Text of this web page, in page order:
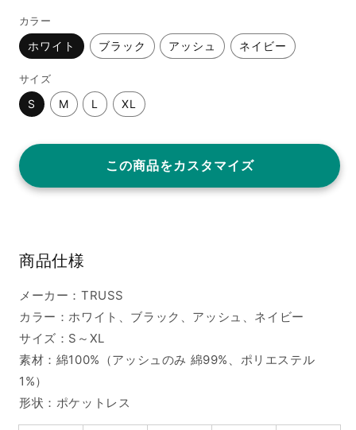
格
カラー
ホワイト ブラック アッシュ ネイビー
サイズ
S M L XL
この商品をカスタマイズ
商品仕様
メーカー：TRUSS
カラー：ホワイト、ブラック、アッシュ、ネイビー
サイズ：S～XL
素材：綿100%（アッシュのみ 綿99%、ポリエステル
1%）
形状：ポケットレス